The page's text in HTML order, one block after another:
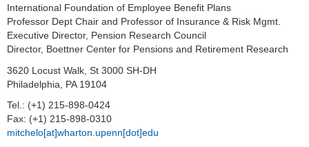
Die Wharton School
Zwischenbilanz
Gastprofessoren
Kontakt
International Foundation of Employee Benefit Plans
Professor Dept Chair and Professor of Insurance & Risk Mgmt.
Executive Director, Pension Research Council
Director, Boettner Center for Pensions and Retirement Research
3620 Locust Walk, St 3000 SH-DH
Philadelphia, PA 19104
Tel.: (+1) 215-898-0424
Fax: (+1) 215-898-0310
mitchelo[at]wharton.upenn[dot]edu